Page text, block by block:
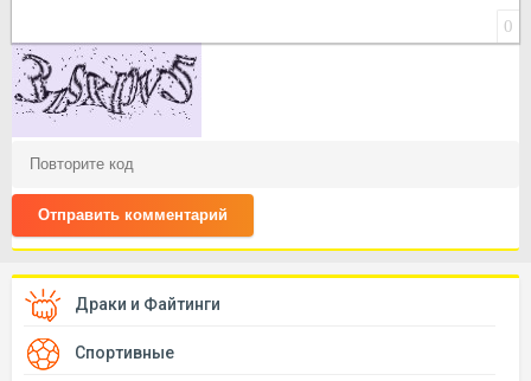
0
Отправить комментарий
Драки и Файтинги
Спортивные